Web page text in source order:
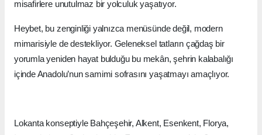
misafirlere unutulmaz bir yolculuk yaşatıyor.
Heybet, bu zenginliği yalnızca menüsünde değil, modern
mimarisiyle de destekliyor. Geleneksel tatların çağdaş bir
yorumla yeniden hayat bulduğu bu mekân, şehrin kalabalığı
içinde Anadolu’nun samimi sofrasını yaşatmayı amaçlıyor.
Lokanta konseptiyle Bahçeşehir, Alkent, Esenkent, Florya,